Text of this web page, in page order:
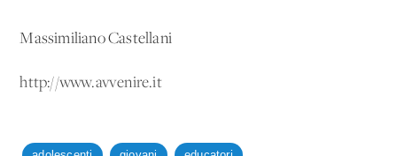
Massimiliano Castellani
http://www.avvenire.it